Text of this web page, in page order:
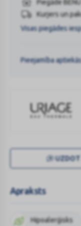
Piegāde
Kurjers un
Visas piegādes
Pieejamība
Apraksts
Hipoalerģisks